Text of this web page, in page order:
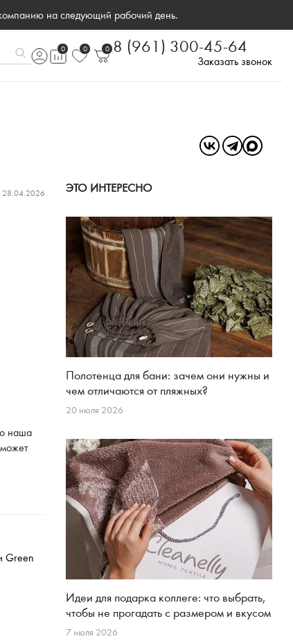
на следующий рабочий день.
0 0 0 8 (961) 300-45-64
Заказать звонок
28.04.2026
наша
Green
ЭТО ИНТЕРЕСНО
Полотенца для бани: зачем они нужны и
чем отличаются от пляжных?
20 июля 2026
Идеи для подарка коллеге: что выбрать,
чтобы не прогадать с размером и вкусом
7 июля 2026